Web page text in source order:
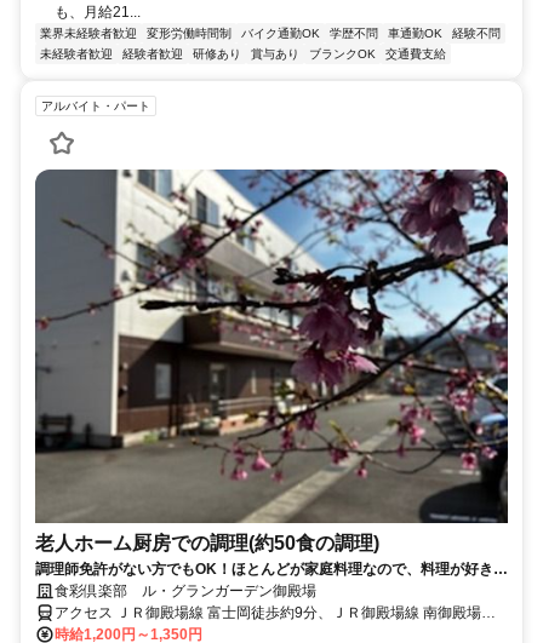
も、月給21...
業界未経験者歓迎 変形労働時間制 バイク通勤OK 学歴不問 車通勤OK
経験不問
未経験者歓迎
経験者歓迎 研修あり 賞与あり ブランクOK 交通費支給
アルバイト・パート
老人ホーム厨房での調理(約50食の調理)
調理師免許がない方でもOK！ほとんどが家庭料理なので、料理が好きな
方はすぐに活躍できますよ♪
食彩倶楽部 ル・グランガーデン御殿場
アクセス ＪＲ御殿場線 富士岡徒歩約9分、ＪＲ御殿場線 南御殿場徒
歩約40分、ＪＲ御殿場線 岩波徒歩約51分
時給1,200円～1,350円